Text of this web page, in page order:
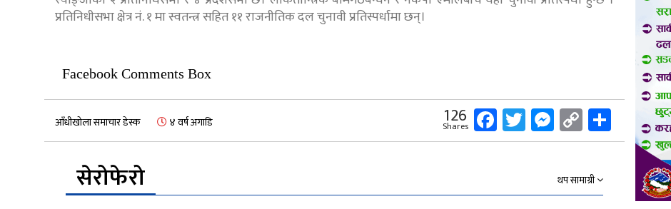
प्रतिनिधीसभा क्षेत्र नं. १ मा स्वतन्त्र सहित ११ राजनीतिक दल चुनावी प्रतिस्पर्धामा छन्।
Facebook Comments Box
आँधीखोला समाचार डेस्क ४ वर्ष अगाडि 126
Shares Facebook
Twitter
Messenger
Copy
Link
Share
सेरोफेरो
थप सामाग्री